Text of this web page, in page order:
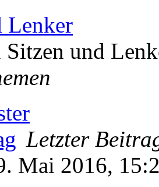
Lenker
Sitzen und
Letzter
Mai 2016,